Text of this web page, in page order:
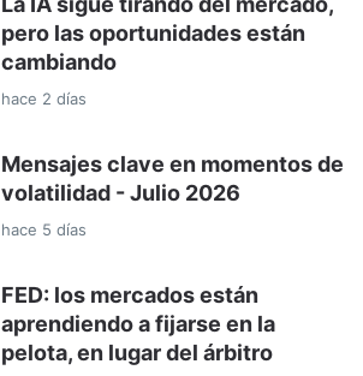
pero las oportunidades están
cambiando
hace 2 días
Mensajes clave en momentos de
volatilidad - Julio 2026
hace 5 días
FED: los mercados están
aprendiendo a fijarse en la
pelota, en lugar del árbitro